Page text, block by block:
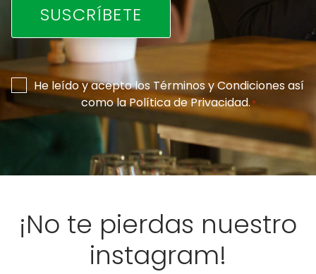
Consentimiento
*
He leído y acepto losTérminos y Condicionesasí
como laPolítica de Privacidad.*
¡No te pierdas nuestro
instagram!